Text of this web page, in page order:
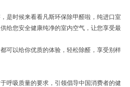
时候来看看凡斯环保除甲醛啦，纯进口室
给您安全健康纯净的室内空气，让您享受最
可以给你优质的体验，轻松除醛，享受别样
吸质量的要求，引领倡导中国消费者的健